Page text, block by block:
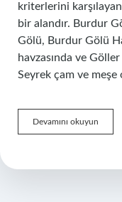
kriterlerini
bir alandır. Burdur
Gölü, Burdur Gölü
havzasında ve
Seyrek çam ve meşe
Devamını okuyun
Gölü